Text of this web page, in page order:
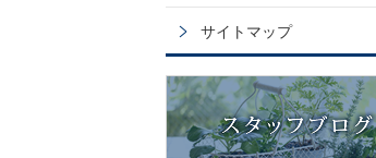
サイトマップ